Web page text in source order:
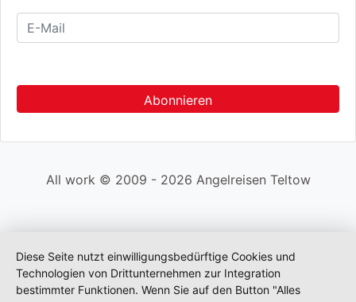
All work © 2009 - 2026 Angelreisen Teltow
Diese Seite nutzt einwilligungsbedürftige Cookies und
Technologien von Drittunternehmen zur Integration
bestimmter Funktionen. Wenn Sie auf den Button "Alles